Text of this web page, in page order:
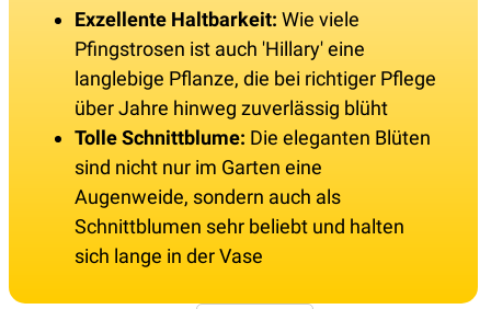
Exzellente Haltbarkeit: Wie viele
Pfingstrosen ist auch 'Hillary' eine
langlebige Pflanze, die bei richtiger Pflege
über Jahre hinweg zuverlässig blüht
Tolle Schnittblume: Die eleganten Blüten
sind nicht nur im Garten eine
Augenweide, sondern auch als
Schnittblumen sehr beliebt und halten
sich lange in der Vase